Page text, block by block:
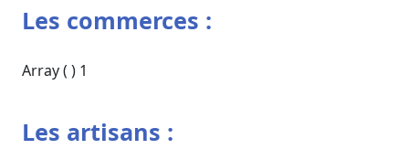
Les commerces :
Array ( ) 1
Les artisans :